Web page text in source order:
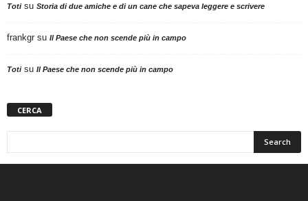
Totisu Storia di due amiche e di un cane che sapeva leggere e scrivere
frankgr su Il Paese che non scende più in campo
Totisu Il Paese che non scende più in campo
CERCA